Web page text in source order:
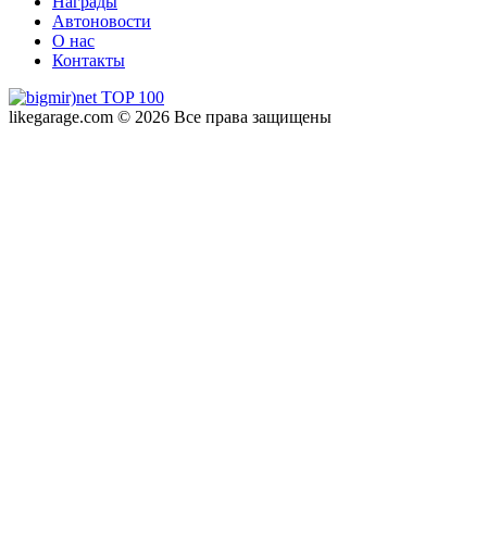
Автоновости
О нас
Контакты
likegarage.com © 2026 Все права защищены